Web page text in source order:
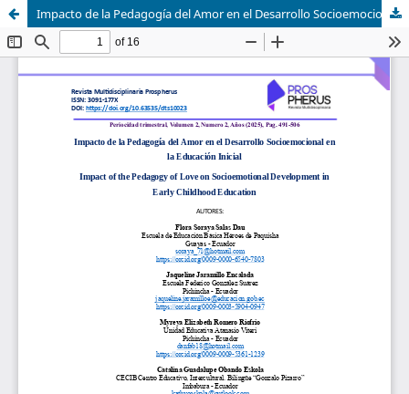
Impacto de la Pedagogía del Amor en el Desarrollo Socioemocional en la Educación Inicial